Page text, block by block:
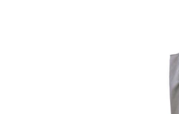
お買い上げ後、メールにて出荷予定日